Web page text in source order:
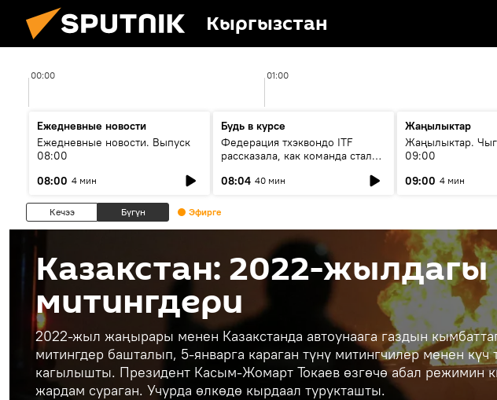
Кыргызстан
00:00 01:00
Ежедневные новости
Ежедневные новости. Выпуск
08:00
08:00 4 мин
Будь в курсе
Федерация тхэквондо ITF
рассказала, как команда стала
08:04 40 мин
Жаңылыктар
Жаңылыктар.
09:00
09:00 4 мин
Кечээ Бүгүн Эфирге
Казакстан: 2022-жылдагы
митингдери
2022-жыл жаңырары менен Казакстанда автоунаага газдын
митингдер башталып, 5-январга караган түнү митингчилер менен күч
кагылышты. Президент Касым-Жомарт Токаев өзгөчө абал режимин
жардам сураган. Учурда өлкөдө кырдаал турукташты.